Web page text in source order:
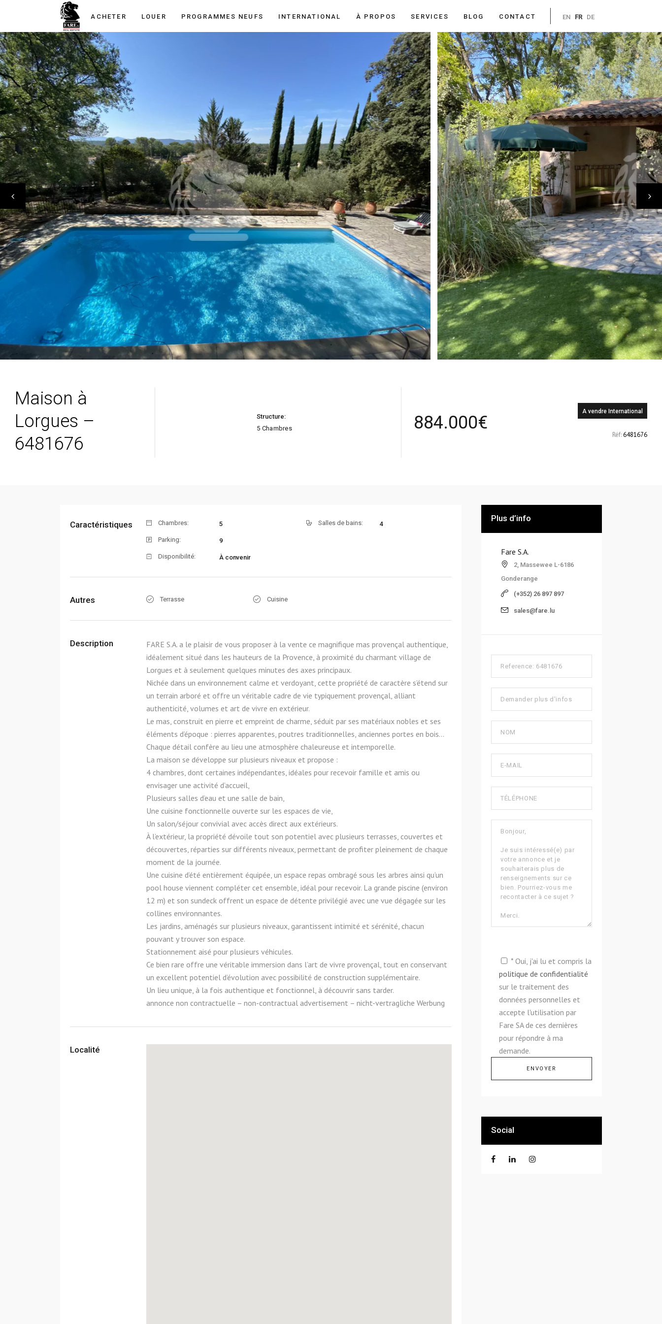
ACHETER LOUER PROGRAMMES NEUFS INTERNATIONAL À PROPOS SERVICES BLOG CONTACT EN FR DE
Maison à
Lorgues –
6481676
Structure:
5 Chambres
884.000€
A vendre International
Réf:6481676
Caractéristiques Chambres: 5 Salles de bains: 4
Parking: 9
Disponibilité: À convenir
Autres Terrasse Cuisine
Description
FARE S.A. a le plaisir de vous proposer à la vente ce magnifique mas provençal authentique,
idéalement situé dans les hauteurs de la Provence, à proximité du charmant village de
Lorgues et à seulement quelques minutes des axes principaux.
Nichée dans un environnement calme et verdoyant, cette propriété de caractère s’étend sur
un terrain arboré et offre un véritable cadre de vie typiquement provençal, alliant
authenticité, volumes et art de vivre en extérieur.
Le mas, construit en pierre et empreint de charme, séduit par ses matériaux nobles et ses
éléments d’époque : pierres apparentes, poutres traditionnelles, anciennes portes en bois…
Chaque détail confère au lieu une atmosphère chaleureuse et intemporelle.
La maison se développe sur plusieurs niveaux et propose :
4 chambres, dont certaines indépendantes, idéales pour recevoir famille et amis ou
envisager une activité d’accueil,
Plusieurs salles d’eau et une salle de bain,
Une cuisine fonctionnelle ouverte sur les espaces de vie,
Un salon/séjour convivial avec accès direct aux extérieurs.
À l’extérieur, la propriété dévoile tout son potentiel avec plusieurs terrasses, couvertes et
découvertes, réparties sur différents niveaux, permettant de profiter pleinement de chaque
moment de la journée.
Une cuisine d’été entièrement équipée, un espace repas ombragé sous les arbres ainsi qu’un
pool house viennent compléter cet ensemble, idéal pour recevoir. La grande piscine (environ
12 m) et son sundeck offrent un espace de détente privilégié avec une vue dégagée sur les
collines environnantes.
Les jardins, aménagés sur plusieurs niveaux, garantissent intimité et sérénité, chacun
pouvant y trouver son espace.
Stationnement aisé pour plusieurs véhicules.
Ce bien rare offre une véritable immersion dans l’art de vivre provençal, tout en conservant
un excellent potentiel d’évolution avec possibilité de construction supplémentaire.
Un lieu unique, à la fois authentique et fonctionnel, à découvrir sans tarder.
annonce non contractuelle – non-contractual advertisement – nicht-vertragliche Werbung
Localité
Plus d’info
Fare S.A.
2, Massewee L-6186
Gonderange
(+352) 26 897 897
sales@fare.lu
* Oui, j'ai lu et compris la
politique de confidentialité
sur le traitement des
données personnelles et
accepte l'utilisation par
Fare SA de ces dernières
pour répondre à ma
demande.
Social